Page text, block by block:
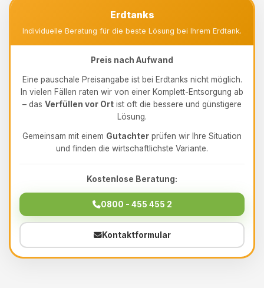
Erdtanks
Individuelle Beratung für die beste Lösung bei Ihrem Erdtank.
Preis nach Aufwand
Eine pauschale Preisangabe ist bei Erdtanks nicht möglich.
In vielen Fällen raten wir von einer Komplett-Entsorgung ab
– das Verfüllen vor Ort ist oft die bessere und günstigere
Lösung.
Gemeinsam mit einem Gutachter prüfen wir Ihre Situation
und finden die wirtschaftlichste Variante.
Kostenlose Beratung:
0800 - 455 455 2
Kontaktformular